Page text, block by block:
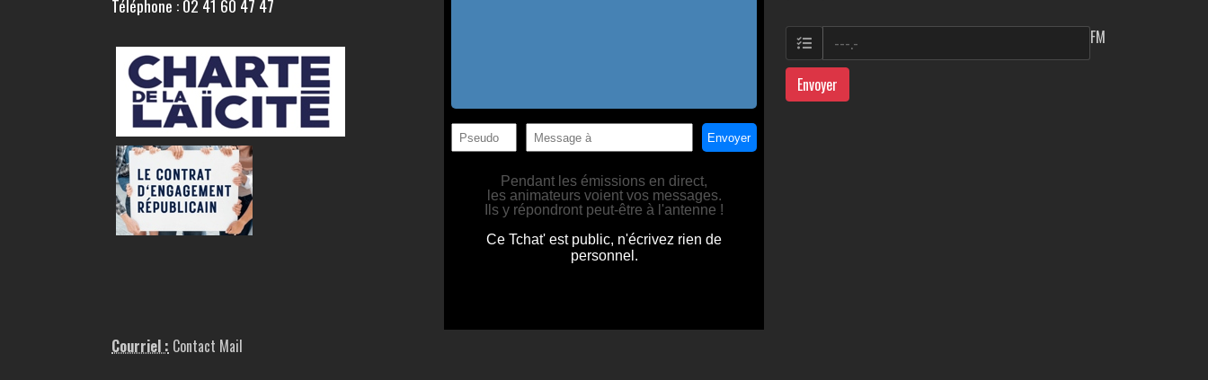
Téléphone : 02 41 60 47 47
Courriel : Contact Mail
FM
Envoyer